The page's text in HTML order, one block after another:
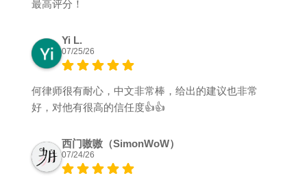
最高评分！
Yi L.
07/25/26
何律师很有耐心，中文非常棒，给出的建议也非常
好，对他有很高的信任度👍👍
西门嗷嗷（SimonWoW）
07/24/26